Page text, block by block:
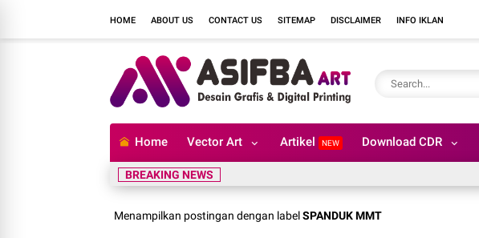
HOME ABOUT US CONTACT US SITEMAP DISCLAIMER INFO IKLAN
Home Vector Art Artikel NEW Download CDR
BREAKING NEWS
Menampilkan postingan dengan labelSPANDUK MMT